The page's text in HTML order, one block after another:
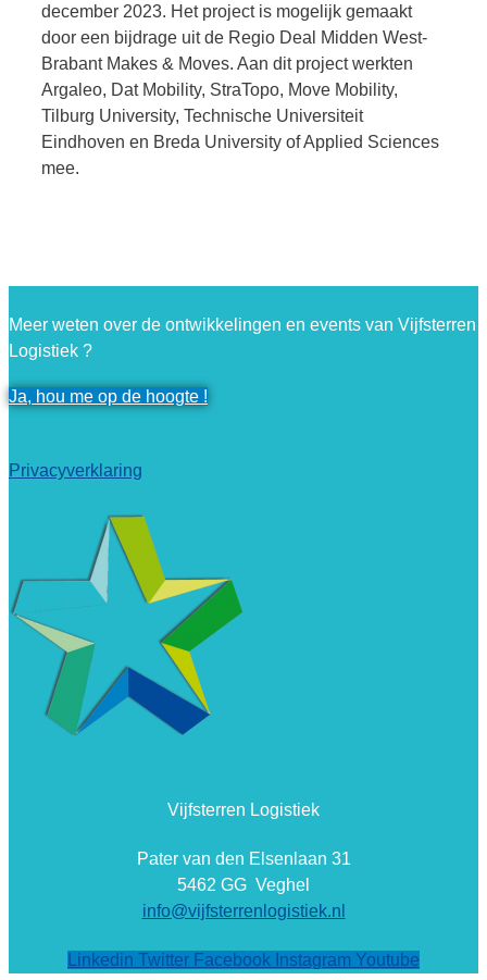
december 2023. Het project is mogelijk gemaakt
door een bijdrage uit de Regio Deal Midden West-
Brabant Makes & Moves. Aan dit project werkten
Argaleo, Dat Mobility, StraTopo, Move Mobility,
Tilburg University, Technische Universiteit
Eindhoven en Breda University of Applied Sciences
mee.
Meer weten over de ontwikkelingen en events van Vijfsterren
Logistiek ?
Ja, hou me op de hoogte !
Privacyverklaring
Vijfsterren Logistiek
Pater van den Elsenlaan 31
5462 GG Veghel
info@vijfsterrenlogistiek.nl
Linkedin Twitter Facebook Instagram Youtube